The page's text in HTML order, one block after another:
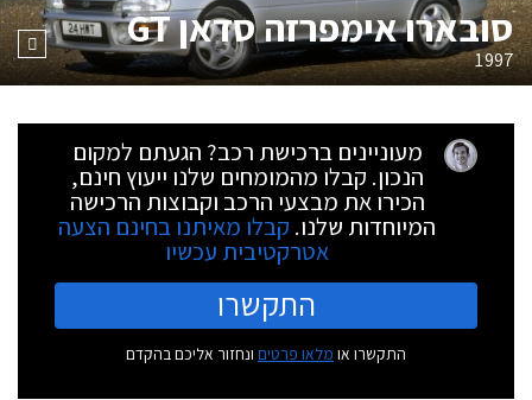
סובארו אימפרזה סדאן GT
1997
מעוניינים ברכישת רכב? הגעתם למקום
הנכון. קבלו מהמומחים שלנו ייעוץ חינם,
הכירו את מבצעי הרכב וקבוצות הרכישה
המיוחדות שלנו. קבלו מאיתנו בחינם הצעה
אטרקטיבית עכשיו
התקשרו
התקשרו או מלאו פרטים ונחזור אליכם בהקדם